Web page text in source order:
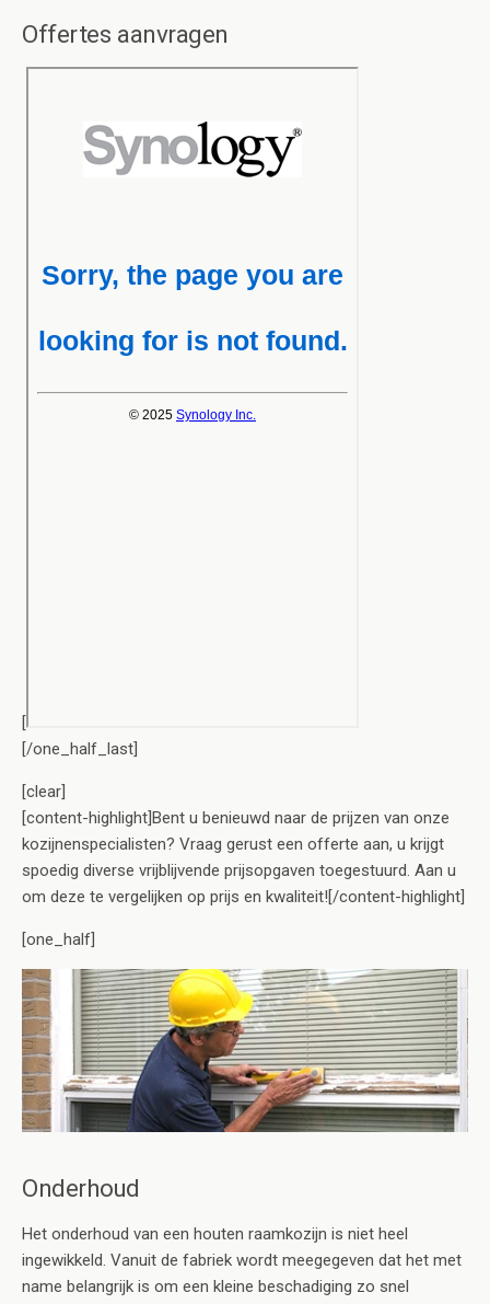
Offertes aanvragen
[
[/one_half_last]
[clear]
[content-highlight]Bent u benieuwd naar de prijzen van onze
kozijnenspecialisten? Vraag gerust een offerte aan, u krijgt
spoedig diverse vrijblijvende prijsopgaven toegestuurd. Aan u
om deze te vergelijken op prijs en kwaliteit![/content-highlight]
[one_half]
Onderhoud
Het onderhoud van een houten raamkozijn is niet heel
ingewikkeld. Vanuit de fabriek wordt meegegeven dat het met
name belangrijk is om een kleine beschadiging zo snel